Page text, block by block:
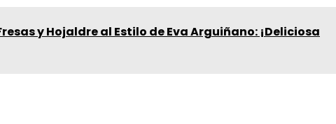
y Hojaldre al Estilo de Eva Arguiñano: ¡Deliciosa